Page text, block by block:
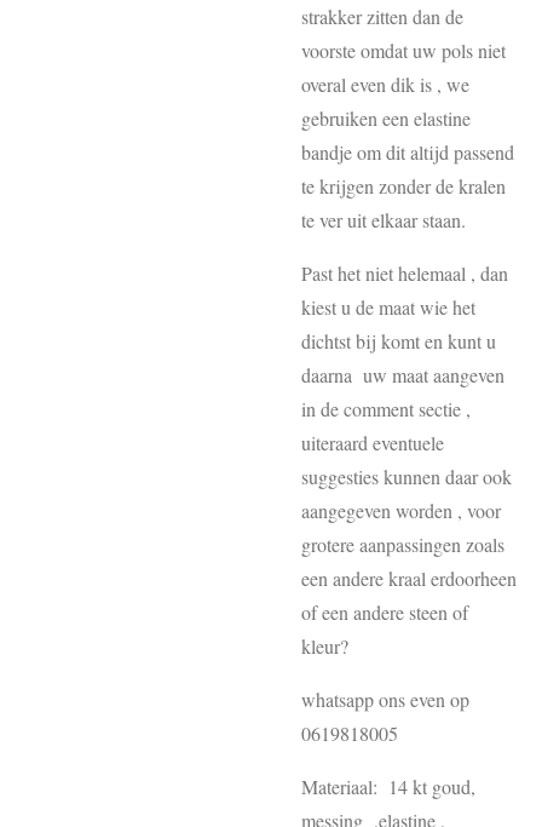
strakker zitten dan de
voorste omdat uw pols niet
overal even dik is , we
gebruiken een elastine
bandje om dit altijd passend
te krijgen zonder de kralen
te ver uit elkaar staan.
Past het niet helemaal , dan
kiest u de maat wie het
dichtst bij komt en kunt u
daarna uw maat aangeven
in de comment sectie ,
uiteraard eventuele
suggesties kunnen daar ook
aangegeven worden , voor
grotere aanpassingen zoals
een andere kraal erdoorheen
of een andere steen of
kleur?
whatsapp ons even op
0619818005
Materiaal: 14 kt goud,
messing ,elastine ,